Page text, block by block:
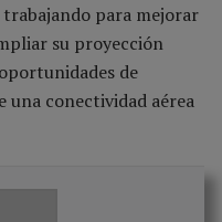
para mejorar
su proyección
de
conectividad aérea